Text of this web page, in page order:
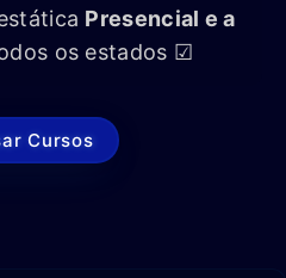
Presencial e a
os estados ☑
Cursos